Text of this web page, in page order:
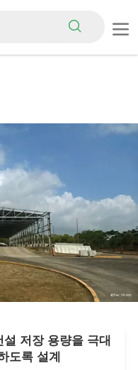
저장 용량을 극대
도록 설계